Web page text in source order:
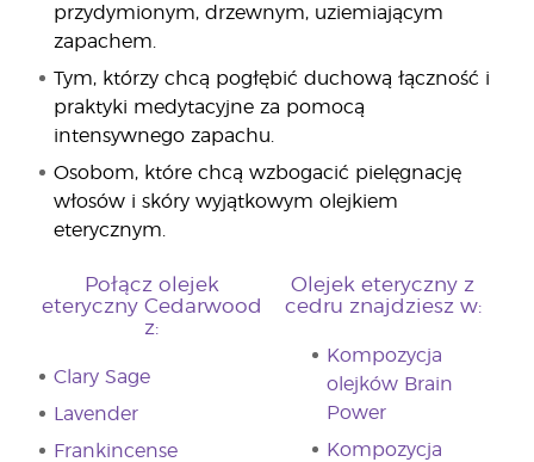
przydymionym, drzewnym, uziemiającym
zapachem.
Tym, którzy chcą pogłębić duchową łączność i
praktyki medytacyjne za pomocą
intensywnego zapachu.
Osobom, które chcą wzbogacić pielęgnację
włosów i skóry wyjątkowym olejkiem
eterycznym.
Połącz olejek
eteryczny Cedarwood
z:
Clary Sage
Lavender
Frankincense
Olejek eteryczny z
cedru znajdziesz w:
Kompozycja
olejków Brain
Power
Kompozycja